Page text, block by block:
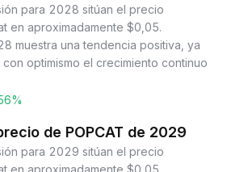
para 2028 sitúan el precio
en aproximadamente $0,05.
muestra una tendencia positiva, ya
optimismo el crecimiento continuo
de POPCAT de 2029
para 2029 sitúan el precio
en aproximadamente $0,05.